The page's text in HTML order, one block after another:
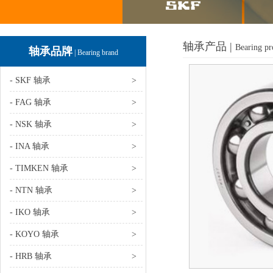
轴承品牌| Bearing brand
- SKF 轴承 >
- FAG 轴承 >
- NSK 轴承 >
- INA 轴承 >
- TIMKEN 轴承 >
- NTN 轴承 >
- IKO 轴承 >
- KOYO 轴承 >
- HRB 轴承 >
轴承产品 | Bearing